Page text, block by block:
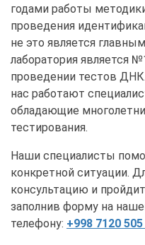
годами работы
проведения
не это является
лаборатория является
проведении тестов
нас работают
обладающие
тестирования.
Наши специалисты
конкретной ситуации.
консультацию и
заполнив форму на
телефону: +998 7120